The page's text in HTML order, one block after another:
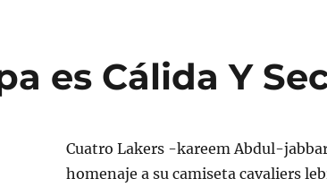
es Cálida Y
Cuatro Lakers -kareem Abdul-
homenaje a su camiseta cavaliers